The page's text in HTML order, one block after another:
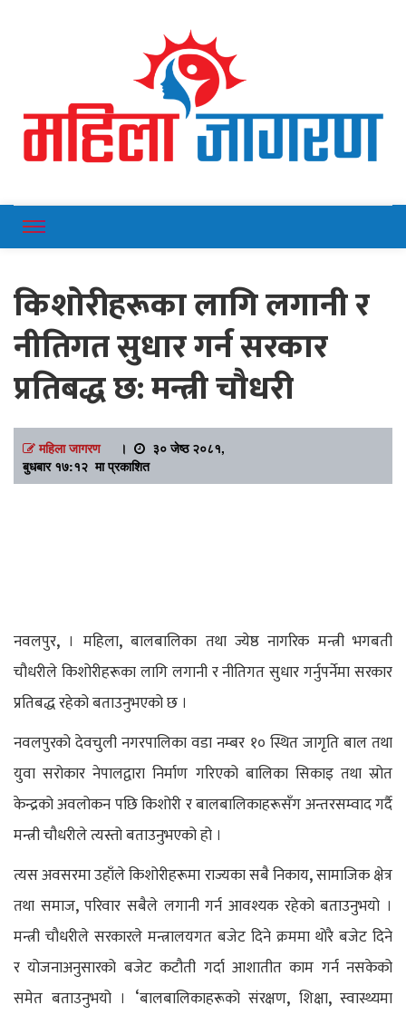
Mahilajagaran
किशोरीहरूका लागि लगानी र
नीतिगत सुधार गर्न सरकार
प्रतिबद्ध छ: मन्त्री चौधरी
महिला जागरण।
३० जेष्ठ २०८१,
बुधबार १७:१२ मा प्रकाशित
नवलपुर, । महिला,बालबालिका तथा ज्येष्ठ नागरिक मन्त्री भगबती
चौधरीले किशोरीहरूका लागि लगानी र नीतिगतसुधार गर्नुपर्नेमा सरकार
प्रतिबद्ध रहेकोबताउनुभएको छ ।
नवलपुरको देवचुली नगरपालिका वडा नम्बर १० स्थित जागृति बाल तथा
युवा सरोकार नेपालद्वारा निर्माण गरिएको बालिका सिकाइ तथा स्रोत
केन्द्रको अवलोकन पछि किशोरी र बालबालिकाहरूसँग अन्तरसम्वाद गर्दै
मन्त्री चौधरीले त्यस्तो बताउनुभएको हो ।
त्यस अवसरमाउहाँले किशोरीहरूमा राज्यका सबै निकाय,सामाजिक क्षेत्र
तथा समाज,परिवार सबैले लगानी गर्न आवश्यक रहेको बताउनुभयो ।
मन्त्री चौधरीले सरकारले मन्त्रालयगत बजेट दिने क्रममा थोरै बजेट दिने
र योजनाअनुसारको बजेट कटौती गर्दा आशातीत काम गर्न नसकेको
समेत बताउनुभयो । ‘बालबालिकाहरूको संरक्षण, शिक्षा, स्वास्थ्यमा